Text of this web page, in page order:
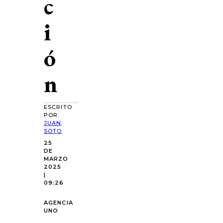
i
ó
n
ESCRITO
POR:
JUAN
SOTO
25
DE
MARZO
2025
|
09:26
AGENCIA
UNO